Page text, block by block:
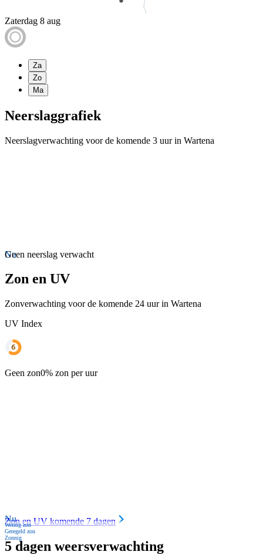
Zaterdag 8 aug
Za
Zo
Ma
Neerslaggrafiek
Neerslagverwachting voor de komende 3 uur in Wartena
Nu
Geen neerslag verwacht
Zon en UV
Zonverwachting voor de komende 24 uur in Wartena
UV Index
Geen zon0% zon per uur
Nu
Weinig zon
Geregeld zon
Zonnig
Zon en UV komende 7 dagen
5 dagen weersverwachting